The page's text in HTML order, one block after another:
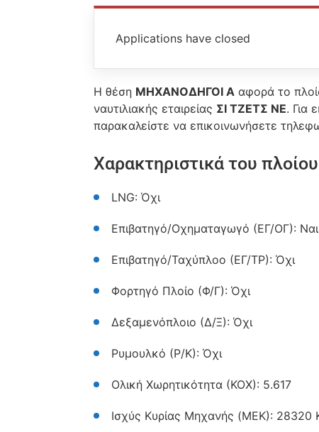
Applications have closed
Η θέση ΜΗΧΑΝΟΔΗΓΟΙ Α αφορά το
ναυτιλιακής εταιρείας ΣΙ ΤΖΕΤΣ ΝΕ. Για
παρακαλείστε να επικοινωνήσετε
Χαρακτηριστικά του
LNG: Όχι
Επιβατηγό/Οχηματαγωγό (ΕΓ/ΟΓ):
Επιβατηγό/Ταχύπλοο (ΕΓ/ΤΡ): Όχι
Φορτηγό Πλοίο (Φ/Γ): Όχι
Δεξαμενόπλοιο (Δ/Ξ): Όχι
Ρυμουλκό (Ρ/Κ): Όχι
Ολική Χωρητικότητα (ΚΟΧ): 5.617
Ισχύς Κυρίας Μηχανής (MEK): 28320